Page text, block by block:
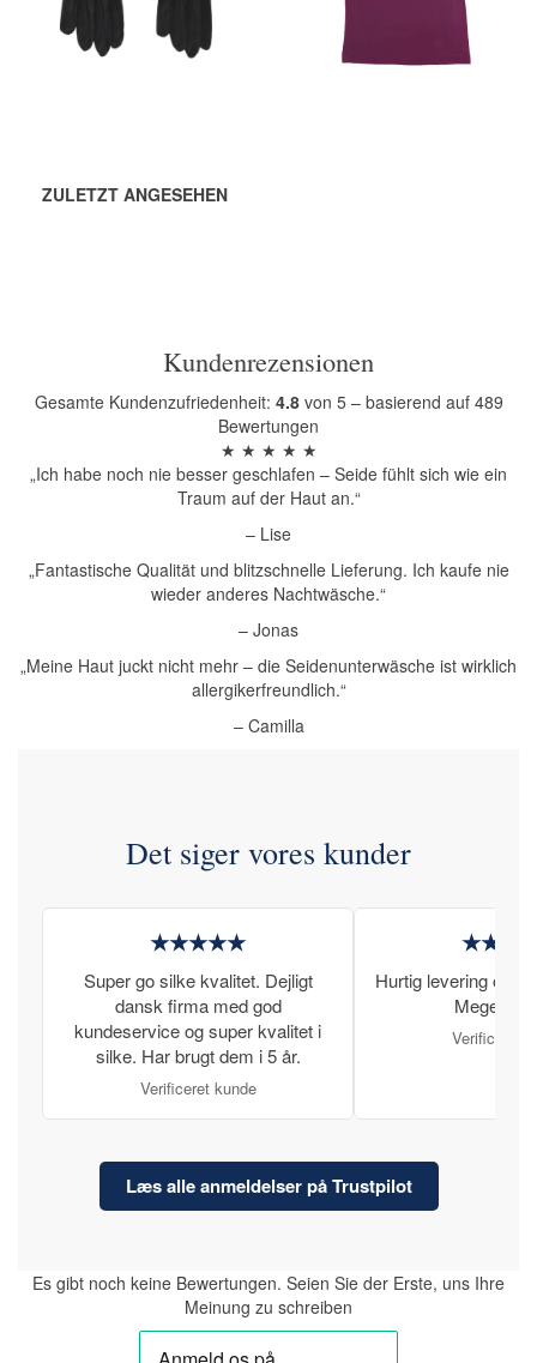
Mehr zeigen
Mehr zeigen
ZULETZT ANGESEHEN
Kundenrezensionen
Gesamte Kundenzufriedenheit: 4.8von 5 – basierend auf 489
Bewertungen
★ ★ ★ ★ ★
„Ich habe noch nie besser geschlafen – Seide fühlt sich wie ein
Traum auf der Haut an.“
– Lise
„Fantastische Qualität und blitzschnelle Lieferung. Ich kaufe nie
wieder anderes Nachtwäsche.“
– Jonas
„Meine Haut juckt nicht mehr – die Seidenunterwäsche ist wirklich
allergikerfreundlich.“
– Camilla
Det siger vores kunder
★★★★★
Super go silke kvalitet. Dejligt
dansk firma med god
kundeservice og super kvalitet i
silke. Har brugt dem i 5 år.
Verificeret kunde
Hurtig levering og
Meget
Verificeret
Læs alle anmeldelser på Trustpilot
Es gibt noch keine Bewertungen. Seien Sie der Erste, uns Ihre
Meinung zu schreiben